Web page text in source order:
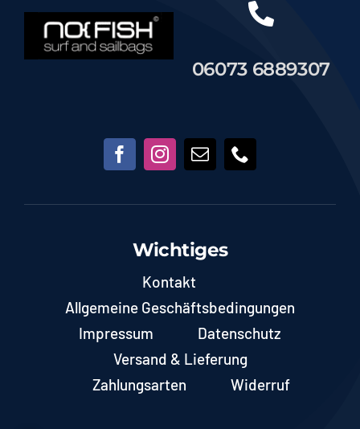
06073 6889307
Wichtiges
Kontakt
Allgemeine Geschäftsbedingungen
Impressum
Datenschutz
Versand & Lieferung
Zahlungsarten
Widerruf